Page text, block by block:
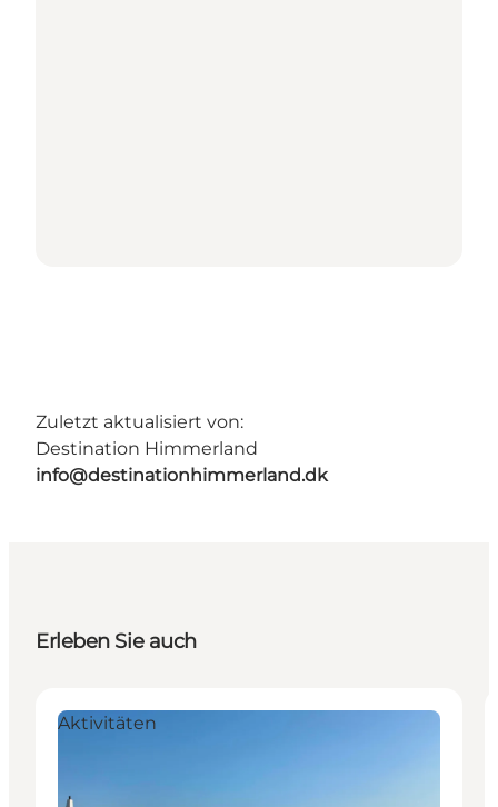
Zuletzt aktualisiert von:
Destination Himmerland
info@destinationhimmerland.dk
Erleben Sie auch
Aktivitäten